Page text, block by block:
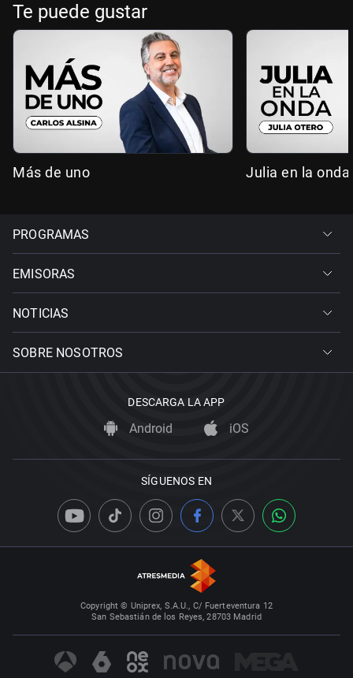
Te puede gustar
Más de uno Julia en la onda
PROGRAMAS
EMISORAS
NOTICIAS
SOBRE NOSOTROS
DESCARGA LA APP
Android iOS
SÍGUENOS EN
Copyright © Uniprex, S.A.U., C/ Fuerteventura 12
San Sebastián de los Reyes, 28703 Madrid